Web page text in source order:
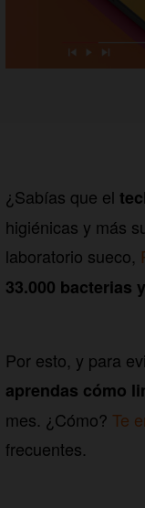
¿Sabías que el
higiénicas y más
laboratorio sueco,
33.000 bacterias
Por esto, y para
aprendas cómo
mes. ¿Cómo? Te
frecuentes.